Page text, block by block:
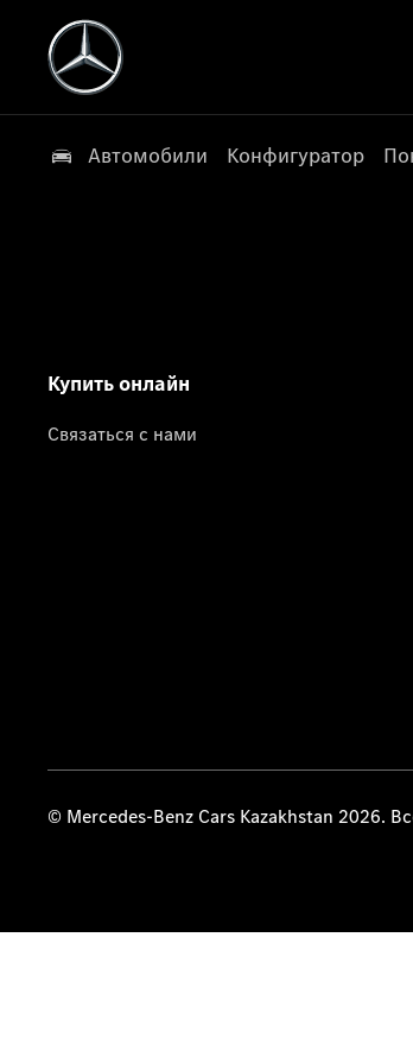
Автомобили Конфигуратор
Купить онлайн
Связаться с нами
© Mercedes-Benz Cars Kazakhstan 2026.